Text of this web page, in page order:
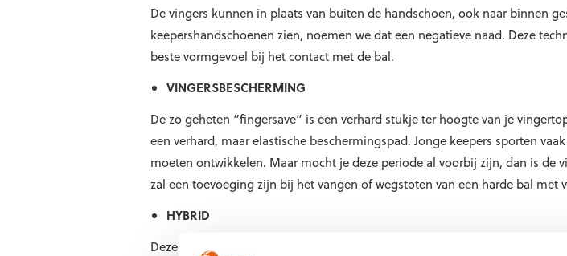
De vingers kunnen in plaats van buiten de handschoen, ook naar binnen
keepershandschoenen zien, noemen we dat een negatieve naad. Deze
beste vormgevoel bij het contact met de bal.
VINGERSBESCHERMING
De zo geheten “fingersave” is een verhard stukje ter hoogte van je
een verhard, maar elastische beschermingspad. Jonge keepers sporten
moeten ontwikkelen. Maar mocht je deze periode al voorbij zijn, dan is de
zal een toevoeging zijn bij het vangen of wegstoten van een harde bal met
HYBRID
Deze
hybrid
techniek is eigenlijk de samenstelling van verschillende